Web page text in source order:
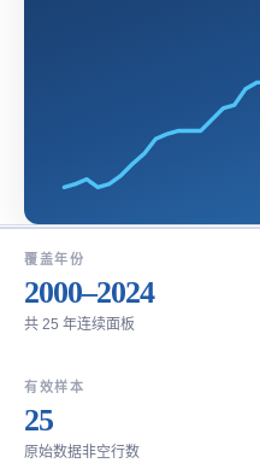
覆盖年份
2000–2024
共 25 年连续面板
有效样本
25
原始数据非空行数